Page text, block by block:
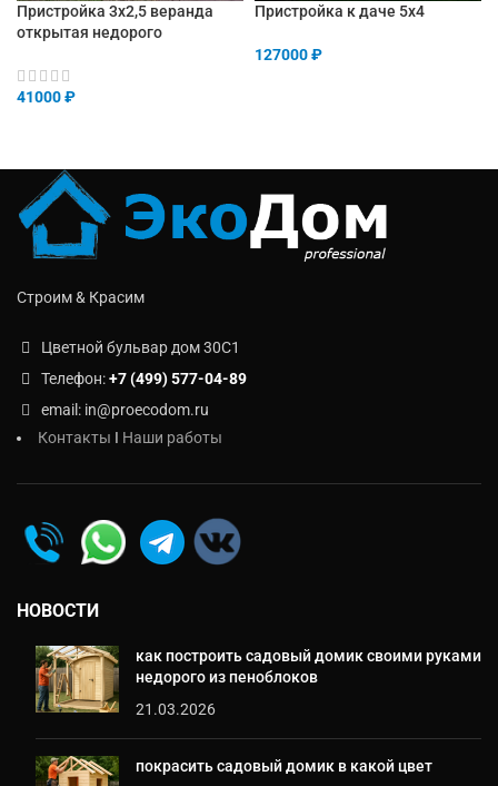
Пристройка 3х2,5 веранда
открытая недорого
41000₽
Пристройка к даче 5х4
127000₽
Строим & Красим
Цветной бульвар дом 30C1
Телефон:+7 (499) 577-04-89
email: in@proecodom.ru
Контакты I Наши работы
НОВОСТИ
как построить садовый домик своими руками
недорого из пеноблоков
21.03.2026
покрасить садовый домик в какой цвет